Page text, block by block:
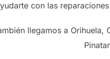
con las
llegamos a Orihuela,